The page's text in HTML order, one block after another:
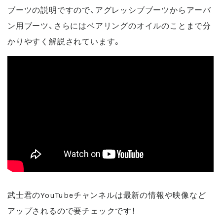
ブーツの説明ですので、アグレッシブブーツからアーバ
ン用ブーツ、さらにはベアリングのオイルのことまで分
かりやすく解説されています。
武士君のYouTubeチャンネルは最新の情報や映像など
アップされるので要チェックです！